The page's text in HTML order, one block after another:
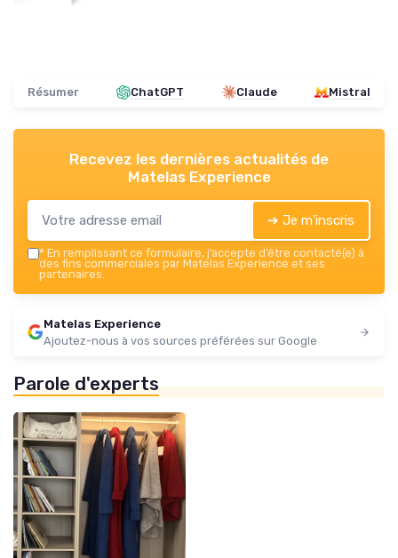
Résumer ChatGPT Claude Mistral
Recevez les dernières actualités de
Matelas Experience
➔ Je m'inscris
* En remplissant ce formulaire, j’accepte d’être contacté(e) à
des fins commerciales par Matelas Experience et ses
partenaires.
Matelas Experience
Ajoutez-nous à vos sources préférées sur Google
Parole d'experts